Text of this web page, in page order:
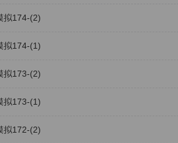
拟174-(2)
拟174-(1)
拟173-(2)
拟173-(1)
拟172-(2)